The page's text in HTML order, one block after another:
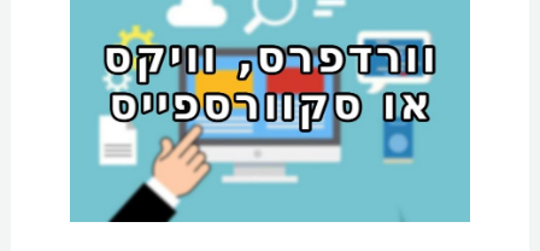
וויקס
סקוורספייס?